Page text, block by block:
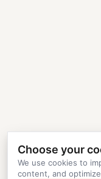
Choose your
We use cookies to
content, and